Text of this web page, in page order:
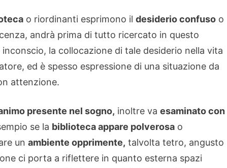
o riordinanti esprimono il desiderio confuso o
andrà prima di tutto ricercato in questo
la collocazione di tale desiderio nella vita
ed è spesso espressione di una situazione da
attenzione.
presente nel sogno, inoltre va esaminato con
se la biblioteca appare polverosa o
un ambiente opprimente, talvolta tetro, angusto
ci porta a riflettere in quanto esterna spazi